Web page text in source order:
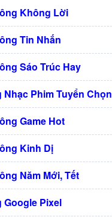
Không Lời
Tin Nhắn
Sáo Trúc Hay
Phim Tuyển Chọn
Game Hot
Kinh Dị
Năm Mới, Tết
Google Pixel